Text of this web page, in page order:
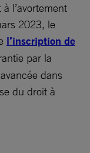
l’avortement
2023, le
l’inscription de
par la
dans
du droit à